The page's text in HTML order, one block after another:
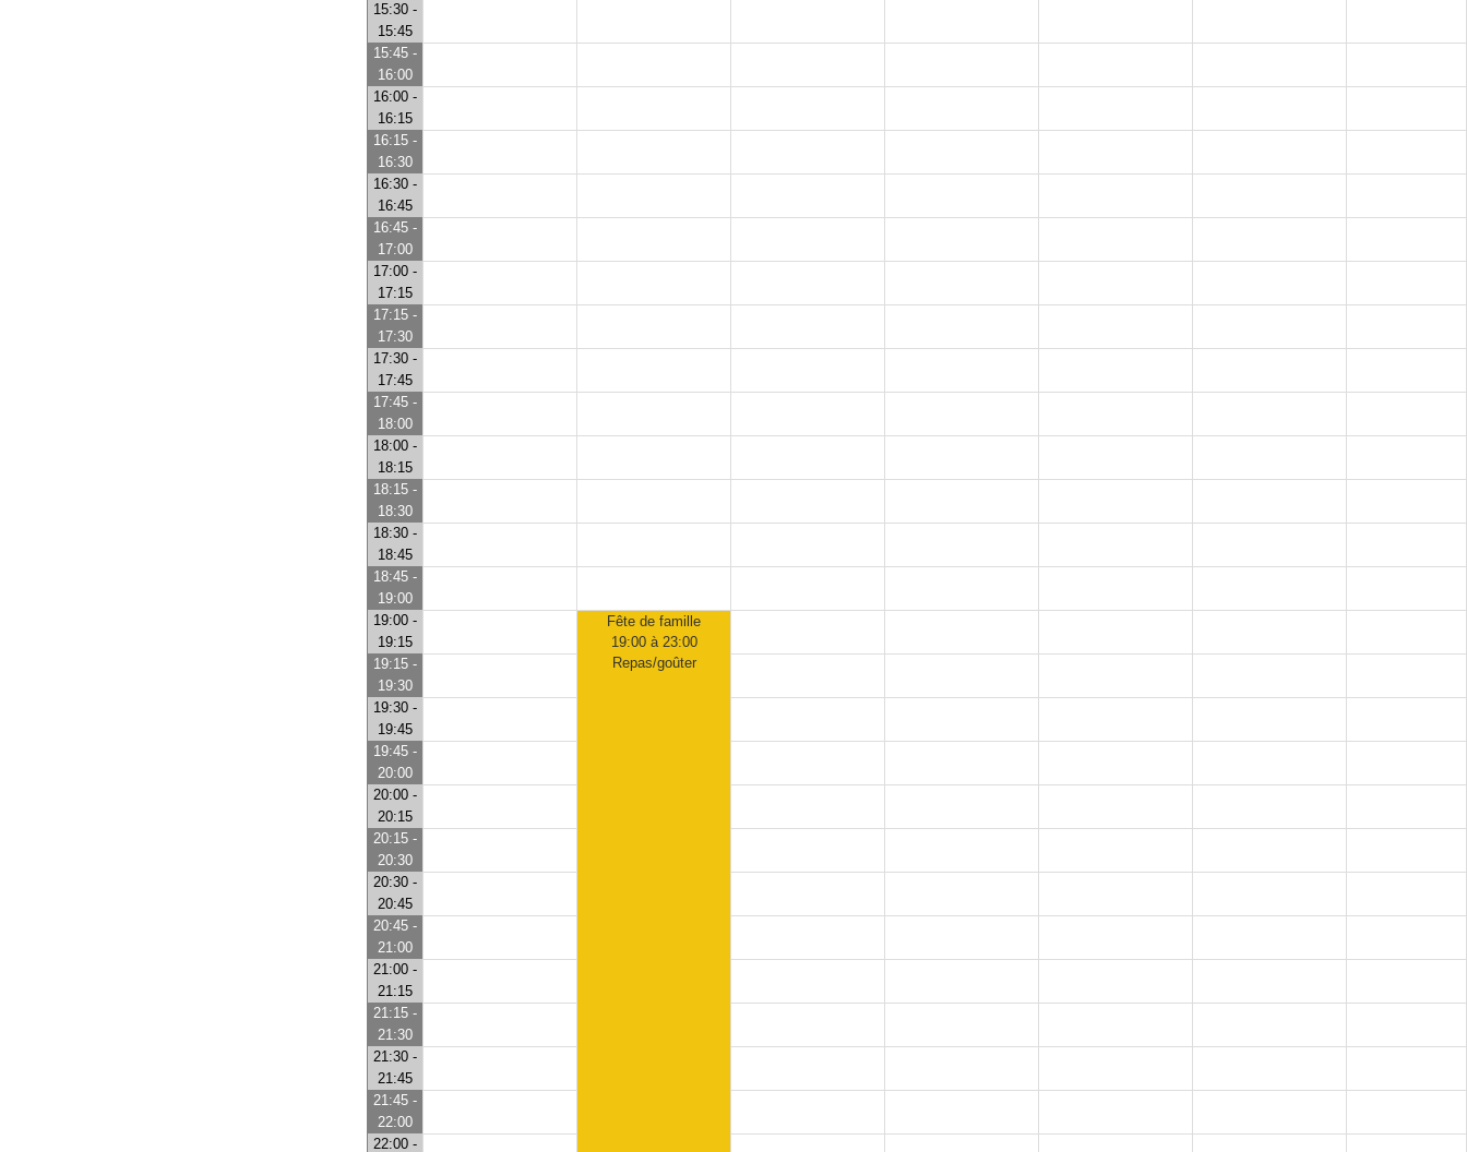
15:30 -
15:45
15:45 -
16:00
16:00 -
16:15
16:15 -
16:30
16:30 -
16:45
16:45 -
17:00
17:00 -
17:15
17:15 -
17:30
17:30 -
17:45
17:45 -
18:00
18:00 -
18:15
18:15 -
18:30
18:30 -
18:45
18:45 -
19:00
19:00 -
19:15
Fête de famille
19:00 à 23:00
Repas/goûter
19:15 -
19:30
19:30 -
19:45
19:45 -
20:00
20:00 -
20:15
20:15 -
20:30
20:30 -
20:45
20:45 -
21:00
21:00 -
21:15
21:15 -
21:30
21:30 -
21:45
21:45 -
22:00
22:00 -